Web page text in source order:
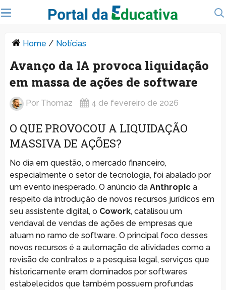
Home / Notícias
Avanço da IA provoca liquidação
em massa de ações de software
Por Thomaz 4 de fevereiro de 2026
O QUE PROVOCOU A LIQUIDAÇÃO
MASSIVA DE AÇÕES?
No dia em questão, o mercado financeiro,
especialmente o setor de tecnologia, foi abalado por
um evento inesperado. O anúncio da Anthropic a
respeito da introdução de novos recursos jurídicos em
seu assistente digital, o Cowork, catalisou um
vendaval de vendas de ações de empresas que
atuam no ramo de software. O principal foco desses
novos recursos é a automação de atividades como a
revisão de contratos e a pesquisa legal, serviços que
historicamente eram dominados por softwares
estabelecidos que também possuem profundas